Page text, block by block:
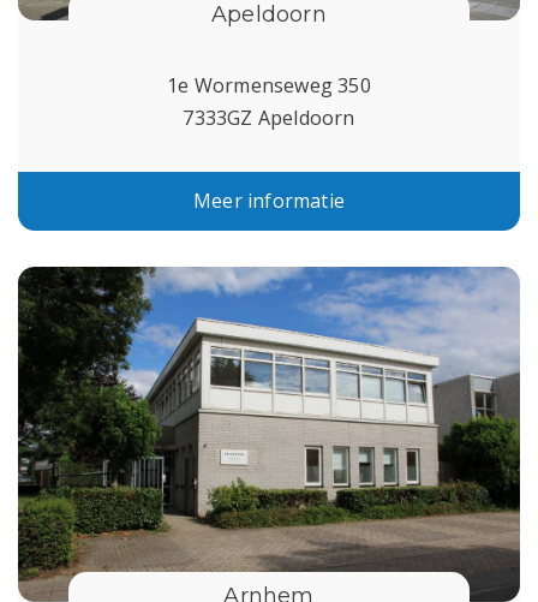
Apeldoorn
1e Wormenseweg 350
7333GZ Apeldoorn
Meer informatie
Arnhem